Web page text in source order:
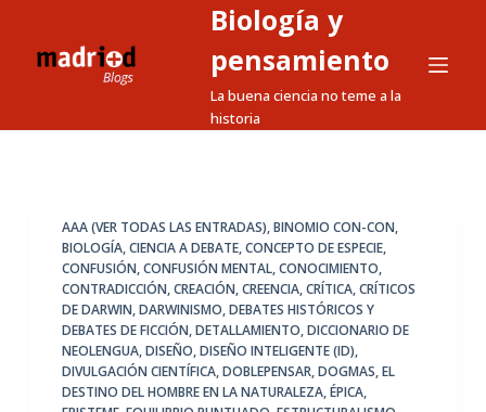
a
Biología y
pensamiento
La buena ciencia no teme a la
historia
AAA (VER TODAS LAS ENTRADAS),BINOMIO CON-CON,
BIOLOGÍA,CIENCIA A DEBATE,CONCEPTO DE ESPECIE,
CONFUSIÓN,CONFUSIÓN MENTAL,CONOCIMIENTO,
CONTRADICCIÓN,CREACIÓN,CREENCIA,CRÍTICA,CRÍTICOS
DE DARWIN,DARWINISMO,DEBATES HISTÓRICOS Y
DEBATES DE FICCIÓN,DETALLAMIENTO,DICCIONARIO DE
NEOLENGUA,DISEÑO,DISEÑO INTELIGENTE (ID),
DIVULGACIÓN CIENTÍFICA,DOBLEPENSAR,DOGMAS,EL
DESTINO DEL HOMBRE EN LA NATURALEZA,ÉPICA,